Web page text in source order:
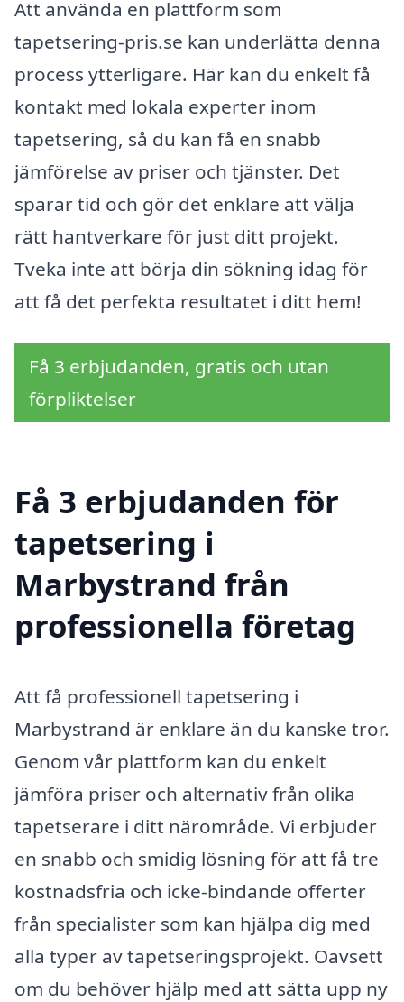
Att använda en plattform som
tapetsering-pris.se kan underlätta denna
process ytterligare. Här kan du enkelt få
kontakt med lokala experter inom
tapetsering, så du kan få en snabb
jämförelse av priser och tjänster. Det
sparar tid och gör det enklare att välja
rätt hantverkare för just ditt projekt.
Tveka inte att börja din sökning idag för
att få det perfekta resultatet i ditt hem!
Få 3 erbjudanden, gratis och utan
förpliktelser
Få 3 erbjudanden för
tapetsering i
Marbystrand från
professionella företag
Att få professionell tapetsering i
Marbystrand är enklare än du kanske tror.
Genom vår plattform kan du enkelt
jämföra priser och alternativ från olika
tapetserare i ditt närområde. Vi erbjuder
en snabb och smidig lösning för att få tre
kostnadsfria och icke-bindande offerter
från specialister som kan hjälpa dig med
alla typer av tapetseringsprojekt. Oavsett
om du behöver hjälp med att sätta upp ny